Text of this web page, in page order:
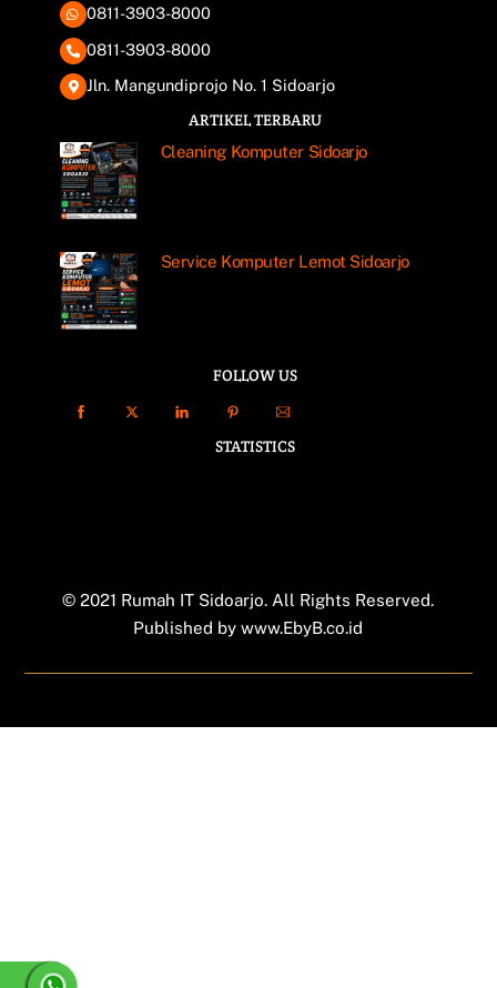
0811-3903-8000
0811-3903-8000
Jln. Mangundiprojo No. 1 Sidoarjo
ARTIKEL TERBARU
Cleaning Komputer Sidoarjo
Service Komputer Lemot Sidoarjo
FOLLOW US
STATISTICS
© 2021 Rumah IT Sidoarjo. All Rights Reserved.
Published by www.EbyB.co.id